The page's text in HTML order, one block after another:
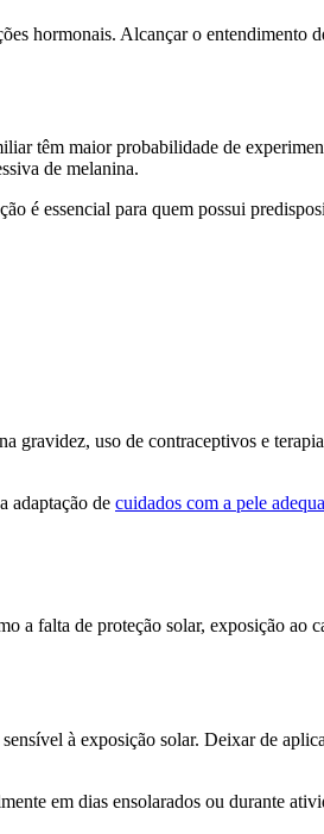
hormonais. Alcançar o entendimento
têm maior probabilidade de
de melanina.
é essencial para quem possui
uso de contraceptivos e
adaptação de cuidados com a pele
falta de proteção solar, exposição ao
à exposição solar. Deixar de
em dias ensolarados ou durante